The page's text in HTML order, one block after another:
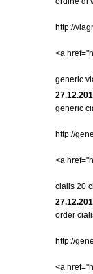
http://
<a
generic
generic
http://
<a
cialis 20
order
http://
<a